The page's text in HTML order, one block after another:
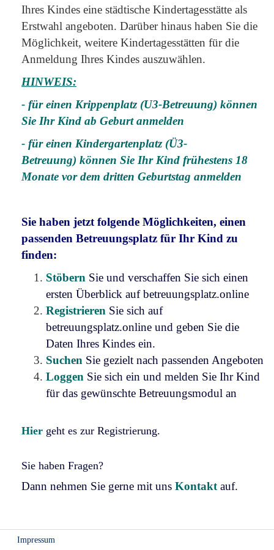
Ihres Kindes eine städtische Kindertagesstätte als
Erstwahl angeboten. Darüber hinaus haben Sie die
Möglichkeit, weitere Kindertagesstätten für die
Anmeldung Ihres Kindes auszuwählen.
HINWEIS:
- für einen Krippenplatz (U3-Betreuung) können
Sie Ihr Kind ab Geburt anmelden
- für einen Kindergartenplatz (Ü3-
Betreuung) können Sie Ihr Kind frühestens 18
Monate vor dem dritten Geburtstag anmelden
Sie haben jetzt folgende Möglichkeiten, einen
passenden Betreuungsplatz für Ihr Kind zu
finden:
Stöbern Sie und verschaffen Sie sich einen
ersten Überblick auf betreuungsplatz.online
Registrieren Sie sich auf
betreuungsplatz.online und geben Sie die
Daten Ihres Kindes ein.
Suchen Sie gezielt nach passenden Angeboten
Loggen Sie sich ein und melden Sie Ihr Kind
für das gewünschte Betreuungsmodul an
Hier geht es zur Registrierung.
Sie haben Fragen?
Dann nehmen Sie gerne mit uns Kontakt auf.
Impressum